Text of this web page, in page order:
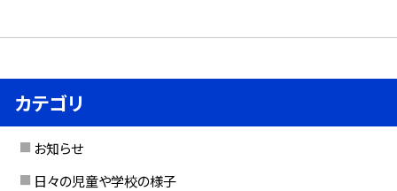
カテゴリ
お知らせ
日々の児童や学校の様子